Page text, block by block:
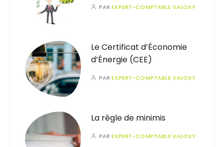
PAREXPERT-COMPTABLE VALOXY
Le Certificat d’Économie
d’Énergie (CEE)
PAREXPERT-COMPTABLE VALOXY
La règle de minimis
PAREXPERT-COMPTABLE VALOXY